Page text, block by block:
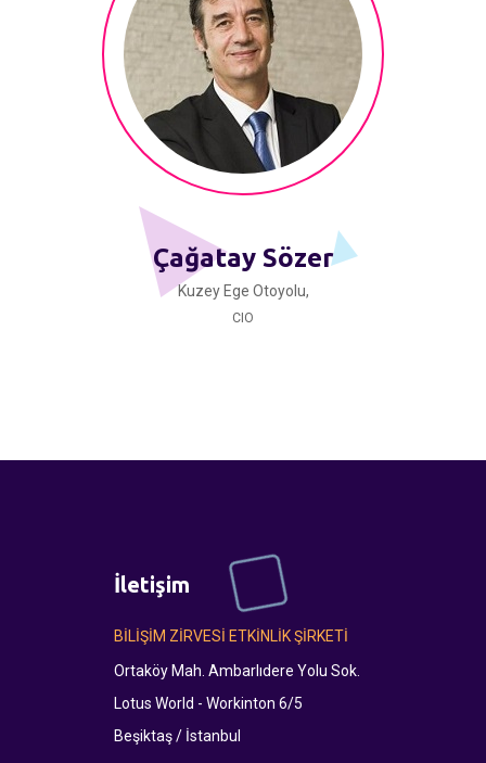
Çağatay Sözer
Kuzey Ege Otoyolu,
CIO
İletişim
BİLİŞİM ZİRVESİ ETKİNLİK ŞİRKETİ
Ortaköy Mah. Ambarlıdere Yolu Sok.
Lotus World - Workinton 6/5
Beşiktaş / İstanbul